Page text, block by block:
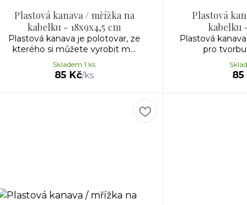
Plastová kanava / mřížka na
kabelku - 18x9x4,5 cm
Plastová kanava je polotovar, ze
kterého si můžete vyrobit m...
85 Kč/ks
Skladem 1 ks
Plastová
kabelku
Plastová
pro tvorbu
85